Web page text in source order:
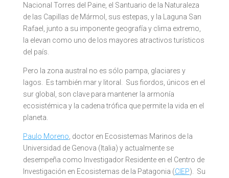
Nacional Torres del Paine, el Santuario de la Naturaleza
de las Capillas de Mármol, sus estepas, y la Laguna San
Rafael, junto a su imponente geografía y clima extremo,
la elevan como uno de los mayores atractivos turísticos
del país.
Pero la zona austral no es sólo pampa, glaciares y
lagos. Es también mar y litoral. Sus fiordos, únicos en el
sur global, son clave para mantener la armonía
ecosistémica y la cadena trófica que permite la vida en el
planeta.
Paulo Moreno , doctor en Ecosistemas Marinos de la
Universidad de Genova (Italia) y actualmente se
desempeña como Investigador Residente en el Centro de
Investigación en Ecosistemas de la Patagonia (CIEP). Su